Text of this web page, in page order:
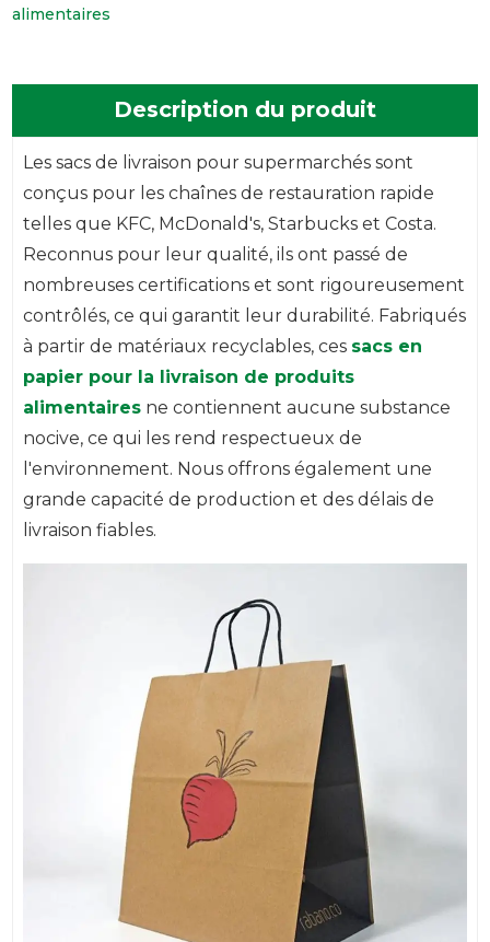
alimentaires
Description du produit
Les sacs de livraison pour supermarchés sont
conçus pour les chaînes de restauration rapide
telles que KFC, McDonald's, Starbucks et Costa.
Reconnus pour leur qualité, ils ont passé de
nombreuses certifications et sont rigoureusement
contrôlés, ce qui garantit leur durabilité. Fabriqués
à partir de matériaux recyclables, ces sacs en
papier pour la livraison de produits
alimentairesne contiennent aucune substance
nocive, ce qui les rend respectueux de
l'environnement. Nous offrons également une
grande capacité de production et des délais de
livraison fiables.